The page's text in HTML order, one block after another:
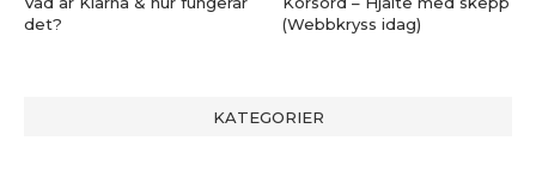
det?
(Webbkryss idag)
KATEGORIER